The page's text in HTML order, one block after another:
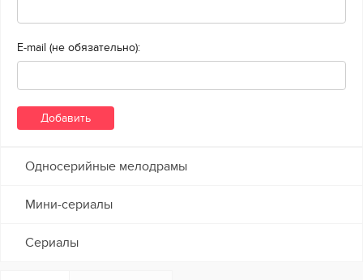
E-mail (не обязательно):
Односерийные мелодрамы
Мини-сериалы
Сериалы